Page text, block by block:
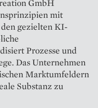
GmbH
mit
gezielten KI-
Prozesse und
Das Unternehmen
Marktumfeldern
Substanz zu